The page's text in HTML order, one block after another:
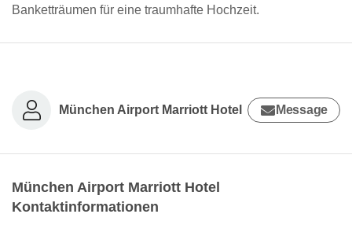
Banketträumen für eine traumhafte Hochzeit.
München Airport Marriott Hotel Message
München Airport Marriott Hotel
Kontaktinformationen